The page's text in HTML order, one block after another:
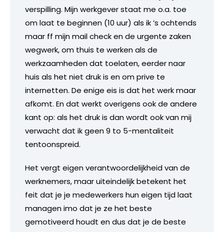
verspilling. Mijn werkgever staat me o.a. toe
om laat te beginnen (10 uur) als ik ’s ochtends
maar ff mijn mail check en de urgente zaken
wegwerk, om thuis te werken als de
werkzaamheden dat toelaten, eerder naar
huis als het niet druk is en om prive te
internetten. De enige eis is dat het werk maar
afkomt. En dat werkt overigens ook de andere
kant op: als het druk is dan wordt ook van mij
verwacht dat ik geen 9 to 5-mentaliteit
tentoonspreid.
Het vergt eigen verantwoordelijkheid van de
werknemers, maar uiteindelijk betekent het
feit dat je je medewerkers hun eigen tijd laat
managen imo dat je ze het beste
gemotiveerd houdt en dus dat je de beste